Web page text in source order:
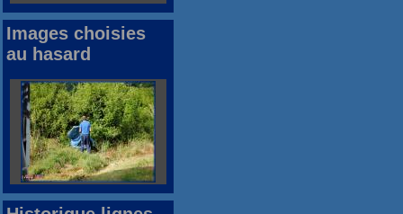
Images choisies
au hasard